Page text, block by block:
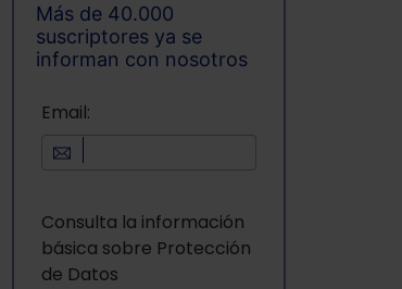
Más de 40.000
suscriptores ya se
informan con nosotros
Email:
Consulta la información
básica sobre Protección
de Datos